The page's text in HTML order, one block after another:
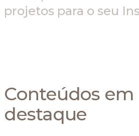
projetos para o seu
Conteúdos em
destaque